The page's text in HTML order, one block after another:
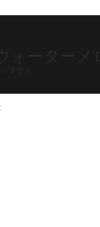
ーターメ